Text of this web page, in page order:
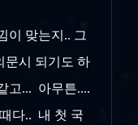
이 맞는지.. 그
문시 되기도 하
고... 아무튼....
다.. 내 첫 국